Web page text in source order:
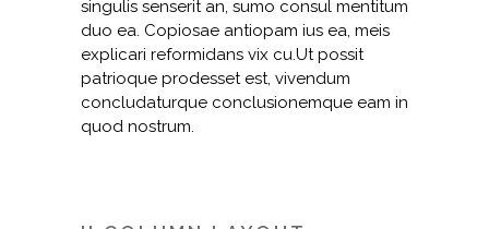
singulis senserit an, sumo consul mentitum
duo ea. Copiosae antiopam ius ea, meis
explicari reformidans vix cu.Ut possit
patrioque prodesset est, vivendum
concludaturque conclusionemque eam in
quod nostrum.